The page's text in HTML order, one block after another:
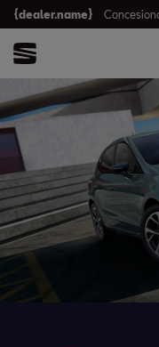
{dealer.name}